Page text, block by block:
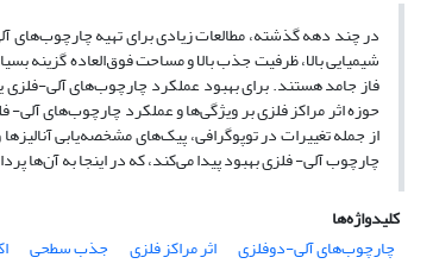
در چند دهه گذشته، مطالعات زیادی برای تهیه
شیمیایی ‌بالا، ظرفیت جذب بالا و مساحت فوق‌العاده گزینه
فاز جامد هستند. برای بهبود عملکرد چارچوب‌های آلی-فلزی
حوزه اثر مراکز فلزی بر ویژگی‌ها و عملکرد چارچوب‌های
از جمله تغییرات در توپوگرافی، پیک‌های مشخصه‌یابی
چارچوب آلی- فلزی بهبود پیدا می‌کند، که در اینجا به آن‌ها
کلیدواژه‌ها
چارچوب‌های آلی-دوفلزی
اثر مراکز فلزی جذب سطحی